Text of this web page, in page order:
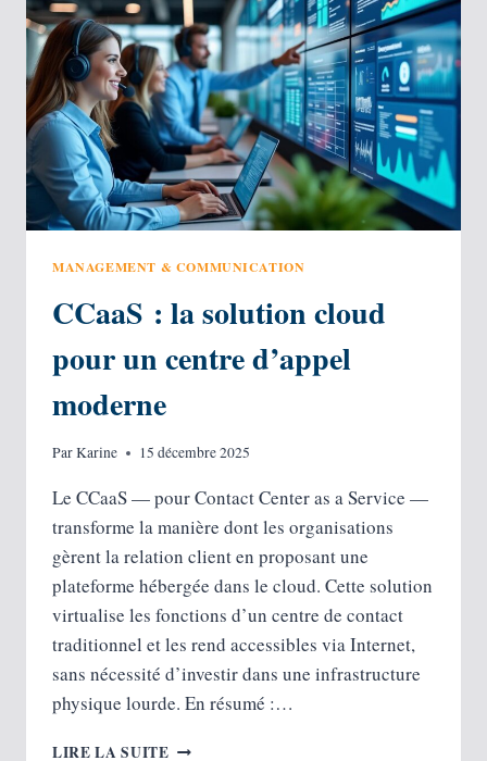
LA
METTRE
EN
PLACE
?
MANAGEMENT & COMMUNICATION
CCaaS : la solution cloud
pour un centre d’appel
moderne
ParKarine 15 décembre 2025
Le CCaaS — pour Contact Center as a Service —
transforme la manière dont les organisations
gèrent la relation client en proposant une
plateforme hébergée dans le cloud. Cette solution
virtualise les fonctions d’un centre de contact
traditionnel et les rend accessibles via Internet,
sans nécessité d’investir dans une infrastructure
physique lourde. En résumé :…
LIRE LA SUITE CCAAS :